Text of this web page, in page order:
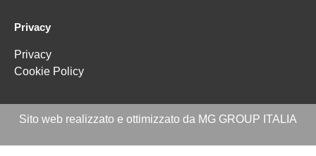
Privacy
Privacy
Cookie Policy
Sito web realizzato e ottimizzato da MG GROUP ITALIA